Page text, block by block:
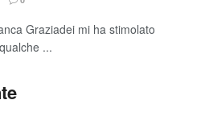
Graziadei mi ha stimolato
...